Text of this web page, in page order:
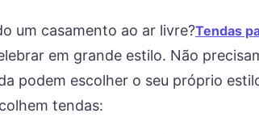
um casamento ao ar livre?Tendas
em grande estilo. Não
podem escolher o seu próprio
tendas: